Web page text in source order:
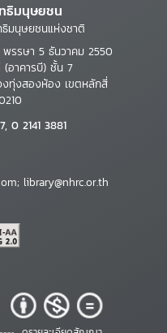
ธิมนุษยชน
มนุษยชนแห่งชาติ
พรรษา 5 ธันวาคม 2550
(อาคารบี) ชั้น 7
ทุ่งสองห้อง เขตหลักสี่
0 2141 3881
library@nhrc.or.th